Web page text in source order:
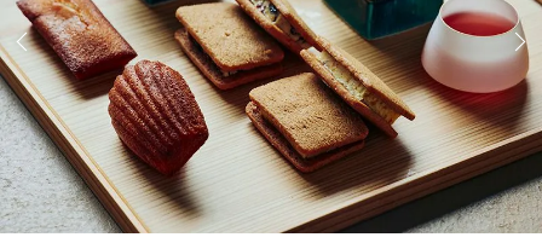
数量限定
検索する